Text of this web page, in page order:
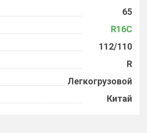
65
R16C
112/110
R
Легкогрузовой
Китай